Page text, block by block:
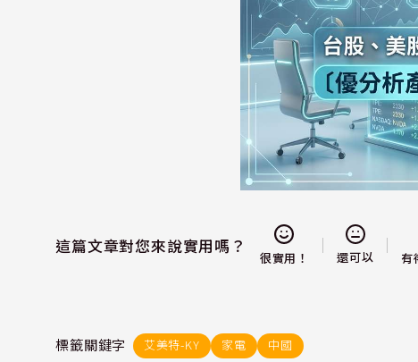
這篇文章對您來說實用嗎？
很實用！ 還可以 有
標籤關鍵字 艾美特-KY 家電 中國